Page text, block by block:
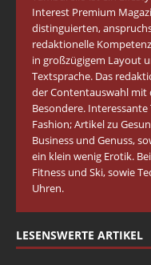
Interest Premium
distinguierten,
redaktionelle
in großzügigem Layout
Textsprache. Das
der Contentauswahl mit
Besondere.
Fashion; Artikel zu
Business und Genuss,
ein klein wenig Erotik.
Fitness und Ski, sowie
Uhren.
LESENSWERTE ARTIKEL